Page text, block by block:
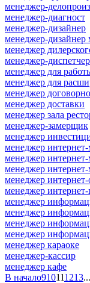
менеджер-
менеджер-диагност
менеджер-дизайнер
менеджер-дизайнер
менеджер
менеджер-диспетчер
менеджер для
менеджер для
менеджер
менеджер доставки
менеджер зала
менеджер-замерщик
менеджер
менеджер интернет-
менеджер
менеджер
менеджер интернет-
менеджер интернет-
менеджер
менеджер
менеджер
менеджер
менеджер караоке
менеджер-кассир
менеджер кафе
В начало910111213...